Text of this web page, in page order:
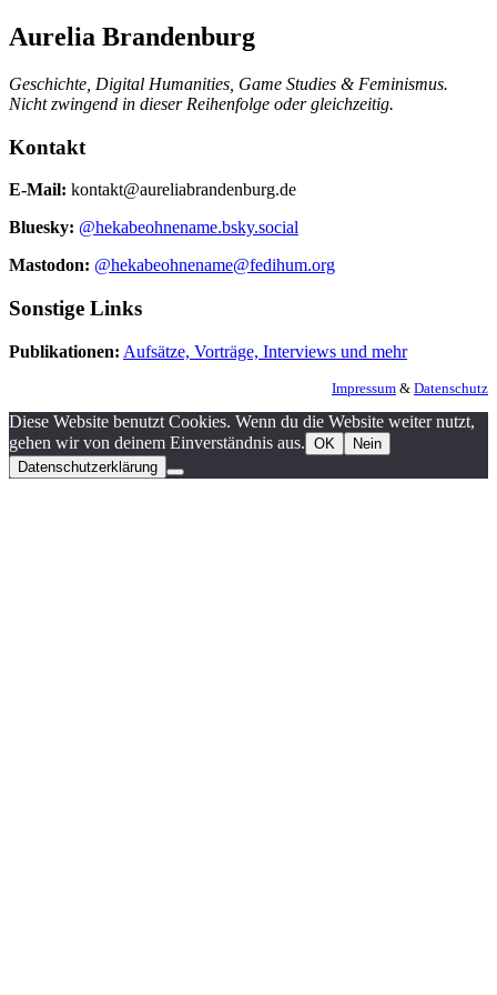
Aurelia Brandenburg
Geschichte, Digital Humanities, Game Studies & Feminismus.
Nicht zwingend in dieser Reihenfolge oder gleichzeitig.
Kontakt
E-Mail: kontakt@aureliabrandenburg.de
Bluesky: @hekabeohnename.bsky.social
Mastodon: @hekabeohnename@fedihum.org
Sonstige Links
Publikationen: Aufsätze, Vorträge, Interviews und mehr
Impressum & Datenschutz
Diese Website benutzt Cookies. Wenn du die Website weiter nutzt,
gehen wir von deinem Einverständnis aus. OK
Nein
Datenschutzerklärung